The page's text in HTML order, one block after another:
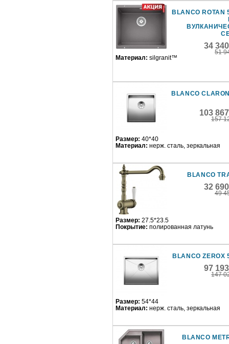
BLANCO ROTAN
34
51
Материал: silgranit™
BLANCO
103
157
Размер: 40*40
Материал: нерж. сталь, зеркальная
BLANCO
32
49
Размер: 27.5*23.5
Покрытие: полированная латунь
BLANCO ZEROX
97
147
Размер: 54*44
Материал: нерж. сталь, зеркальная
BLANCO